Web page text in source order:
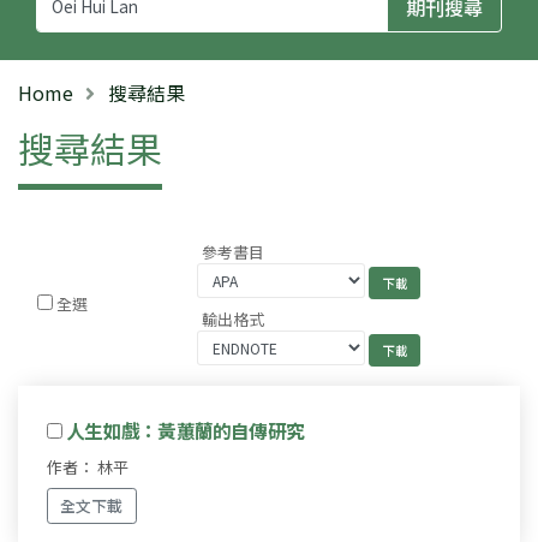
Home 搜尋結果
搜尋結果
全選
參考書目
輸出格式
人生如戲：黃蕙蘭的自傳研究
作者： 林平
全文下載